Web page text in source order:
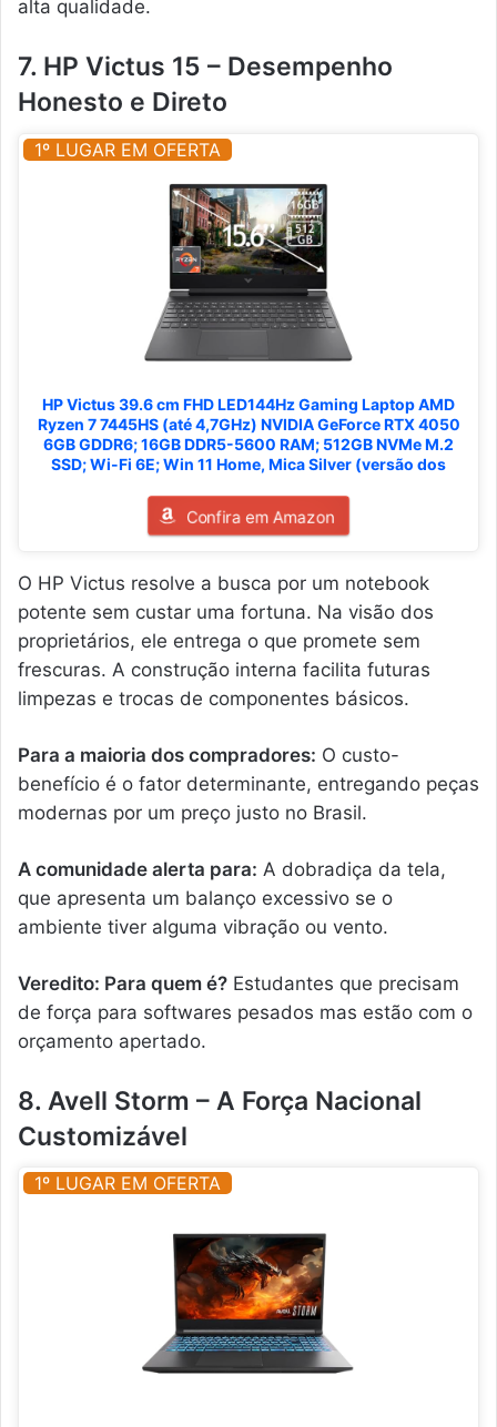
alta qualidade.
7. HP Victus 15 – Desempenho
Honesto e Direto
1º LUGAR EM OFERTA
HP Victus 39.6 cm FHD LED144Hz Gaming Laptop AMD
Ryzen 7 7445HS (até 4,7GHz) NVIDIA GeForce RTX 4050
6GB GDDR6; 16GB DDR5-5600 RAM; 512GB NVMe M.2
SSD; Wi-Fi 6E; Win 11 Home, Mica Silver (versão dos
Confira em Amazon
O HP Victus resolve a busca por um notebook
potente sem custar uma fortuna. Na visão dos
proprietários, ele entrega o que promete sem
frescuras. A construção interna facilita futuras
limpezas e trocas de componentes básicos.
Para a maioria dos compradores: O custo-
benefício é o fator determinante, entregando peças
modernas por um preço justo no Brasil.
A comunidade alerta para: A dobradiça da tela,
que apresenta um balanço excessivo se o
ambiente tiver alguma vibração ou vento.
Veredito: Para quem é? Estudantes que precisam
de força para softwares pesados mas estão com o
orçamento apertado.
8. Avell Storm – A Força Nacional
Customizável
1º LUGAR EM OFERTA